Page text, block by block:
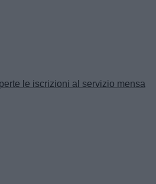
le iscrizioni al servizio mensa